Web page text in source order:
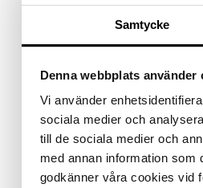
Samtycke
Denna webbplats använder
Vi använder
sociala medier och
till de sociala medier och
med annan information som
godkänner våra cookies vid
Pute Mikrofiber Medium 50x60
LORD NELSON